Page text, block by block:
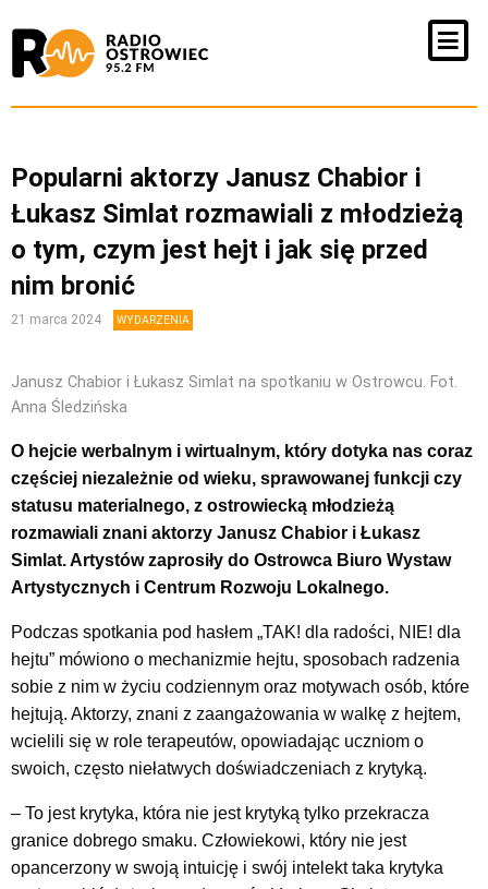
Popularni aktorzy Janusz Chabior i
Łukasz Simlat rozmawiali z młodzieżą
o tym, czym jest hejt i jak się przed
nim bronić
21 marca 2024 WYDARZENIA
Janusz Chabior i Łukasz Simlat na spotkaniu w Ostrowcu. Fot.
Anna Śledzińska
O hejcie werbalnym i wirtualnym, który dotyka nas coraz
częściej niezależnie od wieku, sprawowanej funkcji czy
statusu materialnego, z ostrowiecką młodzieżą
rozmawiali znani aktorzy Janusz Chabior i Łukasz
Simlat. Artystów zaprosiły do Ostrowca Biuro Wystaw
Artystycznych i Centrum Rozwoju Lokalnego.
Podczas spotkania pod hasłem „TAK! dla radości, NIE! dla
hejtu” mówiono o mechanizmie hejtu, sposobach radzenia
sobie z nim w życiu codziennym oraz motywach osób, które
hejtują. Aktorzy, znani z zaangażowania w walkę z hejtem,
wcielili się w role terapeutów, opowiadając uczniom o
swoich, często niełatwych doświadczeniach z krytyką.
– To jest krytyka, która nie jest krytyką tylko przekracza
granice dobrego smaku. Człowiekowi, który nie jest
opancerzony w swoją intuicję i swój intelekt taka krytyka